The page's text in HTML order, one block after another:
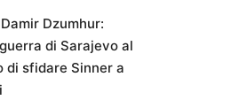
Dzumhur:
di Sarajevo al
di sfidare Sinner a